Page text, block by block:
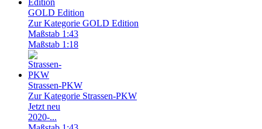
GOLD Edition
Zur Kategorie GOLD Edition
Maßstab 1:43
Maßstab 1:18
Strassen-PKW
Zur Kategorie Strassen-PKW
Jetzt neu
2020-...